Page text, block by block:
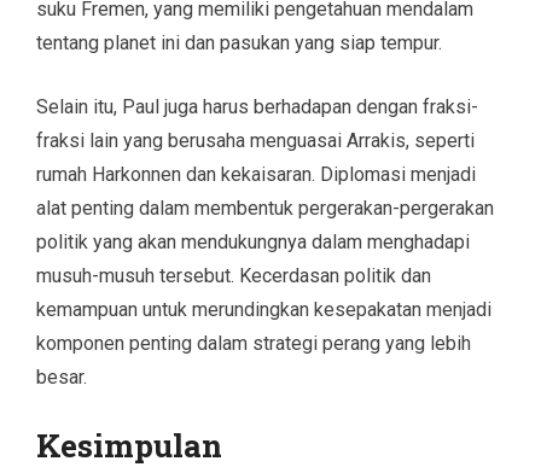
suku Fremen, yang memiliki pengetahuan mendalam
tentang planet ini dan pasukan yang siap tempur.
Selain itu, Paul juga harus berhadapan dengan fraksi-
fraksi lain yang berusaha menguasai Arrakis, seperti
rumah Harkonnen dan kekaisaran. Diplomasi menjadi
alat penting dalam membentuk pergerakan-pergerakan
politik yang akan mendukungnya dalam menghadapi
musuh-musuh tersebut. Kecerdasan politik dan
kemampuan untuk merundingkan kesepakatan menjadi
komponen penting dalam strategi perang yang lebih
besar.
Kesimpulan